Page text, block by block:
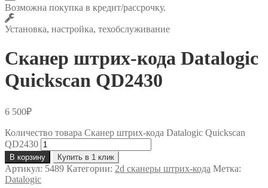
Возможна покупка в кредит/рассрочку.
Установка, настройка, техобслуживание
Сканер штрих-кода Datalogic
Quickscan QD2430
6 500₽
Количество товара Сканер штрих-кода Datalogic Quickscan
QD2430
В корзину Купить в 1 клик
Артикул: 5489 Категории: 2d сканеры штрих-кода Метка:
Datalogic